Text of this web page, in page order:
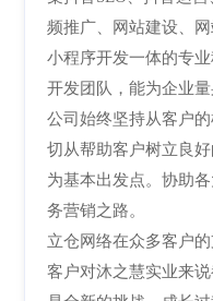
频推广、 网站建设、
小程序开发一体的专
开发团队，能为企业
公司始终坚持从客户
切从帮助客户树立良
为基本出发点。协助
务营销之路。
立仓网络在众多客户
客户对沐之慧实业来